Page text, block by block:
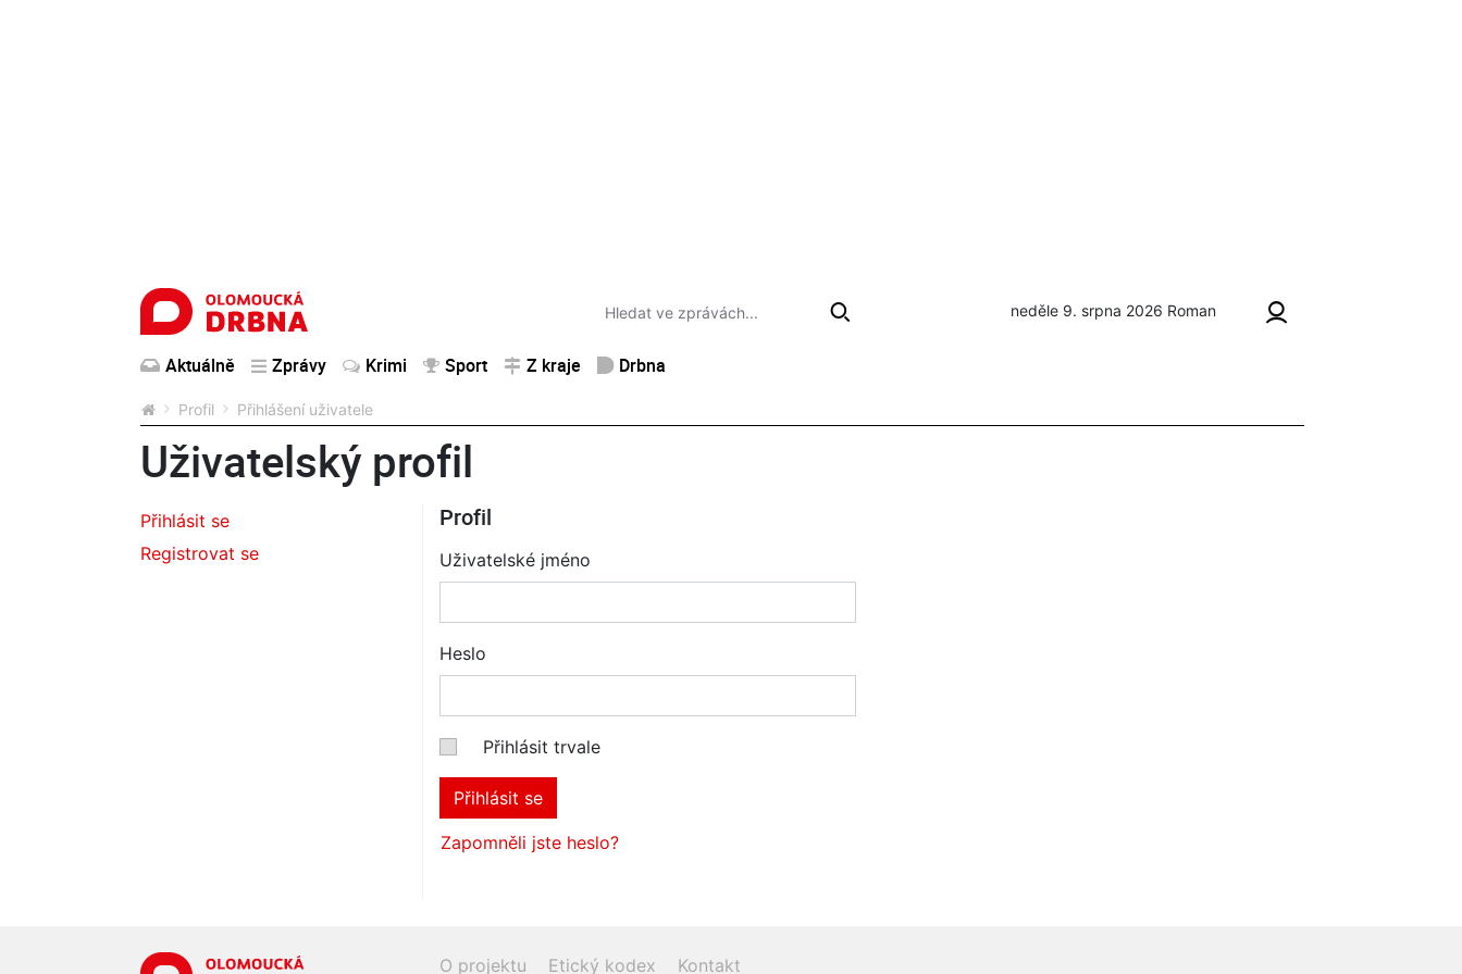
neděle 9. srpna 2026 Roman
Aktuálně Zprávy Krimi Sport Z kraje Drbna
Profil Přihlášení uživatele
Uživatelský profil
Přihlásit se
Registrovat se
Profil
Uživatelské jméno
Heslo
Přihlásit trvale
Přihlásit se
Zapomněli jste heslo?
O projektu Etický kodex Kontakt